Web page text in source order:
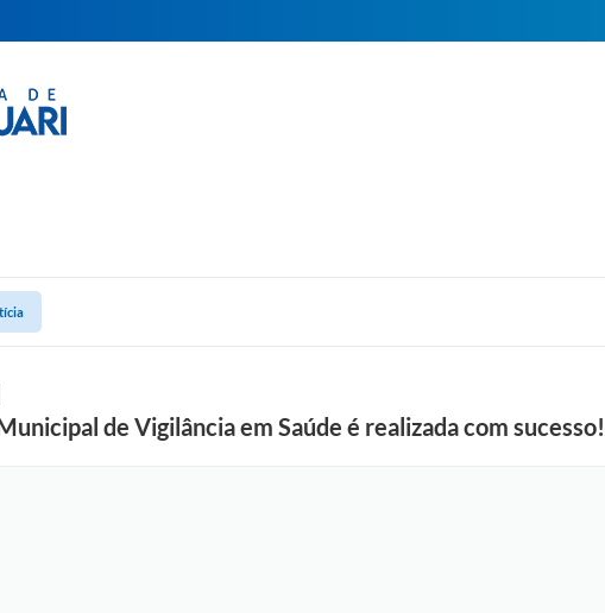
de Vigilância em Saúde é realizada com sucesso!